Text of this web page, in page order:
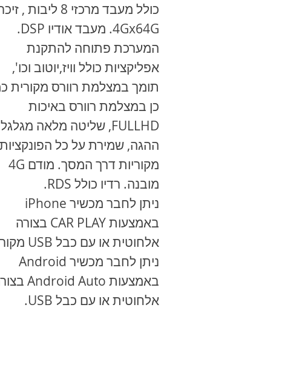
כולל מעבד מרכזי 8 ליבות ,
4Gx64G. מעבד אודיו DSP.
המערכת פתוחה להתקנת
אפליקציות כולל וויז,יוטוב וכו',
תומך במצלמת רוורס מקורית
כן במצלמת רוורס באיכות
FULLHD, שליטה מלאה מגלגל
ההגה, שמירת על כל הפונקציות
מקוריות דרך המסך. מודם 4G
מובנה. רדיו כולל RDS.
ניתן לחבר מכשיר iPhone
באמצעותCAR PLAY בצורה
אלחוטית או עם כבל USB
ניתן לחבר מכשיר Android
באמצעות Android Auto
אלחוטית או עם כבל USB
.